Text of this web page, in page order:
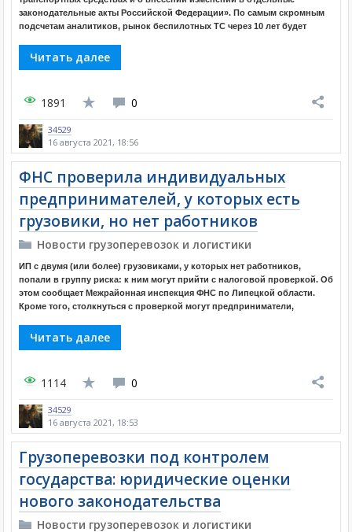
законодательные акты Российской Федерации». По самым скромным
подсчетам аналитиков, рынок беспилотных ТС через 10 лет будет
Читать далее
1891 0
34529
16 августа 2021, 18:56
ФНС проверила индивидуальных
предпринимателей, у которых есть
грузовики, но нет работников
Новости грузоперевозок и логистики
ИП с двумя (или более) грузовиками, у которых нет работников,
попали в группу риска: к ним могут прийти с налоговой проверкой. Об
этом сообщает Межрайонная инспекция ФНС по Липецкой области.
Кроме того, столкнуться с проверкой могут предприниматели,
Читать далее
1114 0
34529
16 августа 2021, 18:53
Грузоперевозки под контролем
государства: юридические оценки
нового законодательства
Новости грузоперевозок и логистики